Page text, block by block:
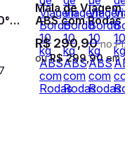
Mala de Viagem
ABS com Rodas
2 - Prata
R$ 290,90no Pix
ouR$ 299,90em4